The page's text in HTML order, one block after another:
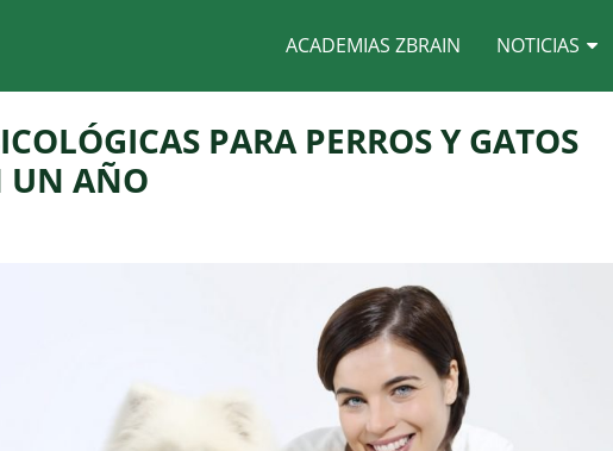
ACADEMIAS ZBRAIN NOTICIAS
PARA PERROS Y GATOS
UN AÑO